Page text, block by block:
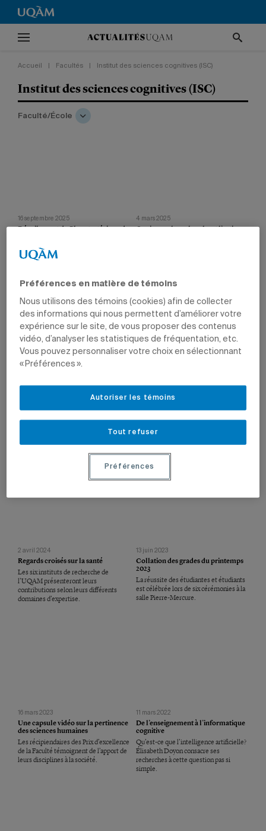
Accueil Facultés Institut des sciences cognitives (ISC)
Institut des sciences cognitives (ISC)
Faculté/École
16 septembre 2025
Dévoilement du Plan stratégique de
Lucie Dumais présente les grandes
orientations de sa faculté pour l’horizon
4 mars 2025
Conjuguer la recherche et l’action
Stevan Harnad soumet le robot
conversationnel à un interrogatoire sur
artificielle et le langage
La neuvième École d’été de l’Institut
des sciences cognitives abordera
2 avril 2024
Regards croisés sur la santé
Les six instituts de recherche de
l’UQAM présenteront leurs
contributions selon leurs différents
domaines d’expertise.
13 juin 2023
Collation des grades du printemps
2023
La réussite des étudiantes et étudiants
est célébrée lors de six cérémonies à la
salle Pierre-Mercure.
16 mars 2023
Une capsule vidéo sur la pertinence
des sciences humaines
Les récipiendaires des Prix d’excellence
de la Faculté témoignent de l’apport de
leurs disciplines à la société.
11 mars 2022
De l’enseignement à l’informatique
cognitive
Qu’est-ce que l’intelligence artificielle?
Élisabeth Doyon consacre ses
recherches à cette question pas si
simple.
Préférences en matière de témoins
Nous utilisons des témoins (cookies) afin de collecter
des informations qui nous permettent d’améliorer votre
expérience sur le site, de vous proposer des contenus
vidéo, d’analyser les statistiques de fréquentation, etc.
Vous pouvez personnaliser votre choix en sélectionnant
« Préférences ».
Tout refuser
Autoriser les témoins
Préférences